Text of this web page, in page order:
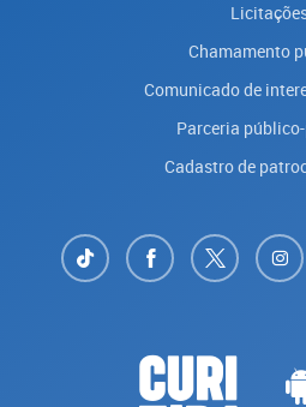
Chamamento
Comunicado de
Parceria
Cadastro de